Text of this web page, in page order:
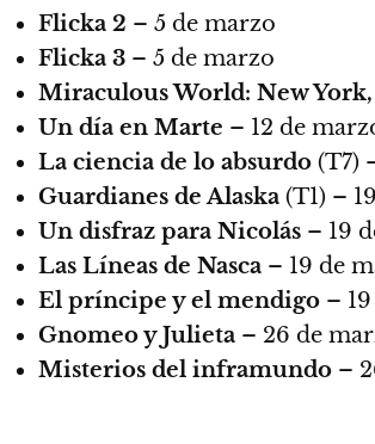
Flicka 2 – 5 de marzo
Flicka 3 – 5 de marzo
Miraculous World: New
Un día en Marte – 12 de
La ciencia de lo absurdo (T7)
Guardianes de Alaska (T1) –
Un disfraz para Nicolás – 19
Las Líneas de Nasca – 19 de
El príncipe y el mendigo –
Gnomeo y Julieta – 26 de
Misterios del inframundo –